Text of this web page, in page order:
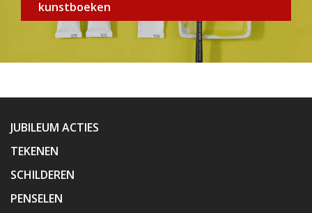
kunstboeken
JUBILEUM ACTIES
TEKENEN
SCHILDEREN
PENSELEN